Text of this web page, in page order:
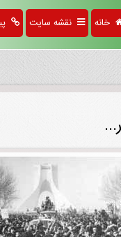
خانه نقشه سایت